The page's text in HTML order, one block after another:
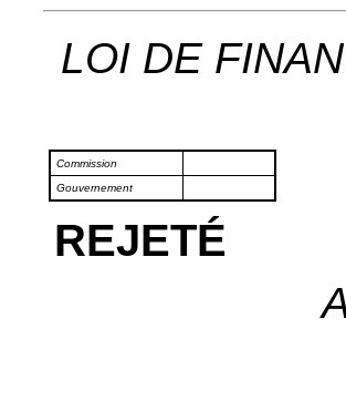
LOI DE
Commission
Gouvernement
REJETÉ